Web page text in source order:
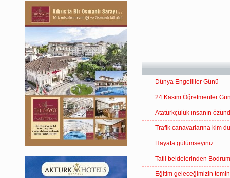
Dünya Engelliler Günü
24 Kasım Öğretmenler
Atatürkçülük insanın
Trafik canavarlarına kim
Hayata gülümseyiniz
Tatil beldelerinden Bodrum
Eğitim geleceğimizin